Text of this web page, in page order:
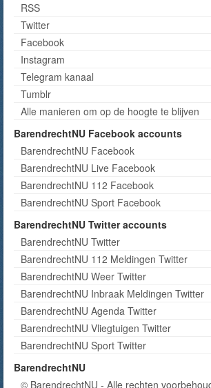
RSS
Twitter
Facebook
Instagram
Telegram kanaal
Tumblr
Alle manieren om op de hoogte te blijven
BarendrechtNU Facebook accounts
BarendrechtNU Facebook
BarendrechtNU Live Facebook
BarendrechtNU 112 Facebook
BarendrechtNU Sport Facebook
BarendrechtNU Twitter accounts
BarendrechtNU Twitter
BarendrechtNU 112 Meldingen Twitter
BarendrechtNU Weer Twitter
BarendrechtNU Inbraak Meldingen Twitter
BarendrechtNU Agenda Twitter
BarendrechtNU Vliegtuigen Twitter
BarendrechtNU Sport Twitter
BarendrechtNU
© BarendrechtNU - Alle rechten